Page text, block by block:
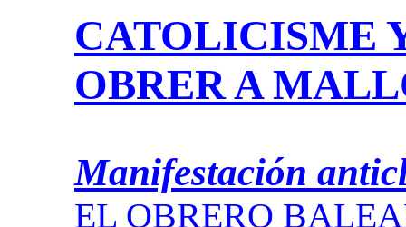
CATOLICISME
OBRER A
Manifestación
EL OBRERO